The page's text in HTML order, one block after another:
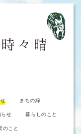
まちの緑
らせ 暮らしのこと
のこと